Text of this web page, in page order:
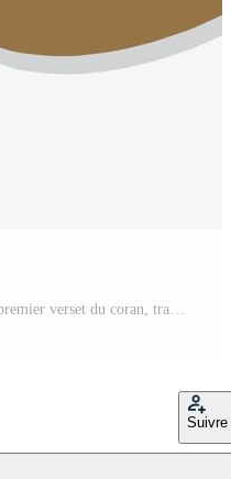
calligraphie arabe de bismillah, le premier verset du coran, traduit comme au nom de dieu, le miséricordieux, le compatissant, dans la calligraphie moderne islamique Vecteur Pro
Suivre